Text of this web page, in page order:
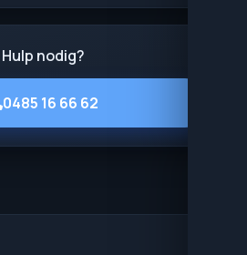
Hulp nodig?
0485 16 66 62